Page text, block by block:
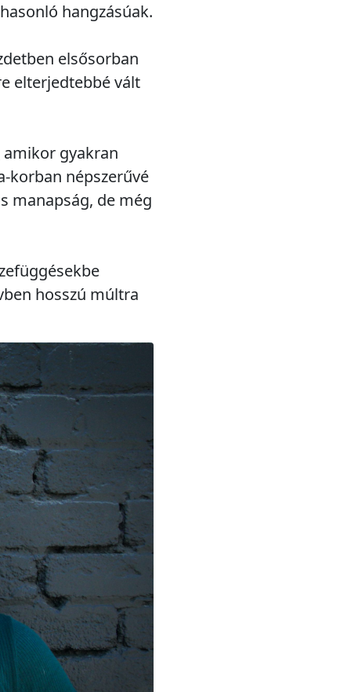
hangzásúak.
elsősorban
elterjedtebbé vált
amikor gyakran
korban népszerűvé
manapság, de még
hosszú múltra